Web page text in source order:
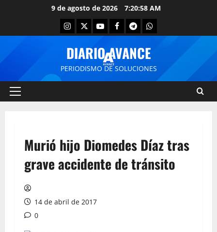
9 de agosto de 2026 7:20:59 AM
DIARIO AVANCE
PERIODISMO DE SOLUCIONES
Murió hijo Diomedes Díaz tras
grave accidente de tránsito
14 de abril de 2017
0